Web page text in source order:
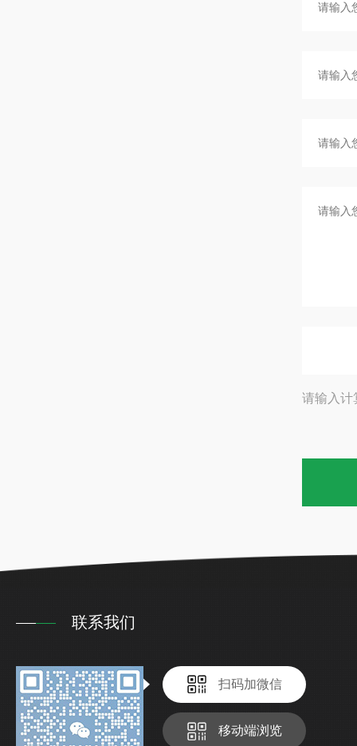
请输入计
联系我们
扫码加微信
移动端浏览